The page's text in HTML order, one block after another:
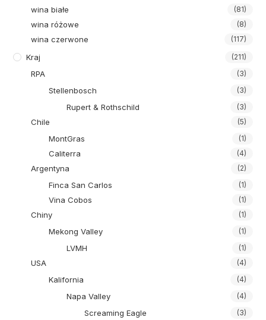
wina białe (81)
wina różowe (8)
wina czerwone (117)
Kraj (211)
RPA (3)
Stellenbosch (3)
Rupert & Rothschild (3)
Chile (5)
MontGras (1)
Caliterra (4)
Argentyna (2)
Finca San Carlos (1)
Vina Cobos (1)
Chiny (1)
Mekong Valley (1)
LVMH (1)
USA (4)
Kalifornia (4)
Napa Valley (4)
Screaming Eagle (3)